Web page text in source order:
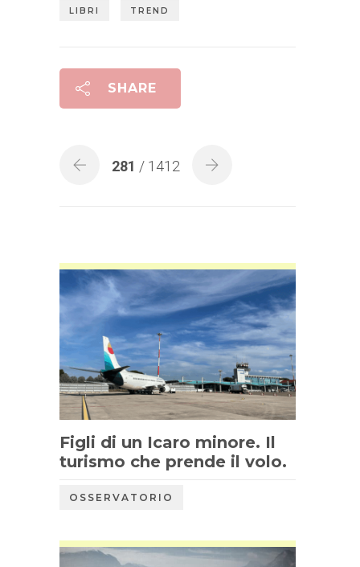
LIBRI TREND
SHARE
281 / 1412
Figli di un Icaro minore. Il
turismo che prende il volo.
OSSERVATORIO